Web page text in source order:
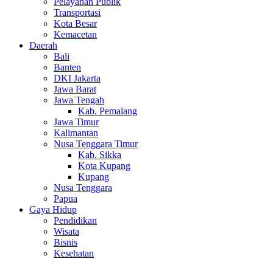
Transportasi
Kota Besar
Kemacetan
Daerah
Bali
Banten
DKI Jakarta
Jawa Barat
Jawa Tengah
Kab. Pemalang
Jawa Timur
Kalimantan
Nusa Tenggara Timur
Kab. Sikka
Kota Kupang
Kupang
Nusa Tenggara
Papua
Gaya Hidup
Pendidikan
Wisata
Bisnis
Kesehatan